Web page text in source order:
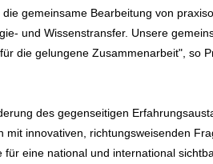
gemeinsame Bearbeitung von
und Wissenstransfer. Unsere
die gelungene Zusammenarbeit", so
des gegenseitigen
innovativen, richtungsweisenden
eine national und international